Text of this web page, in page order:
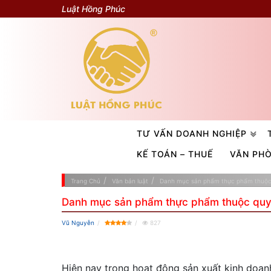
Luật Hồng Phúc
TƯ VẤN DOANH NGHIỆP
KẾ TOÁN – THUẾ
VĂN
Trang Chủ Văn bản luật Danh mục sản phẩm thực phẩm
Danh mục sản phẩm thực phẩm thuộc
Vũ Nguyễn 827
Hiện nay trong hoạt động sản xuất kinh